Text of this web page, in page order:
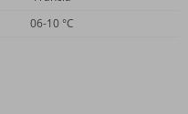
06-10 °C